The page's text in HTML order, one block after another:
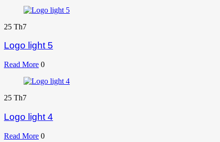
25 Th7
Logo light 5
Read More 0
25 Th7
Logo light 4
Read More 0